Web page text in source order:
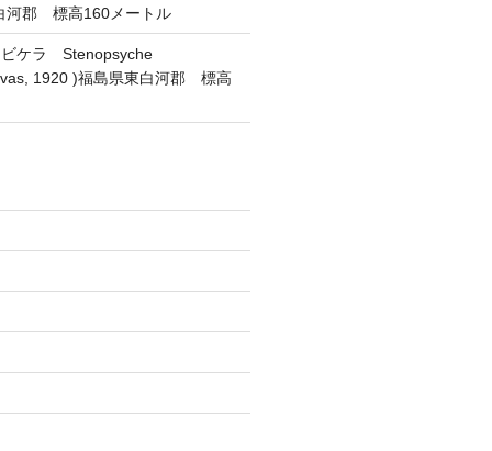
河郡 標高160メートル
ビケラ Stenopsyche
1920 )福島県東白河郡 標高